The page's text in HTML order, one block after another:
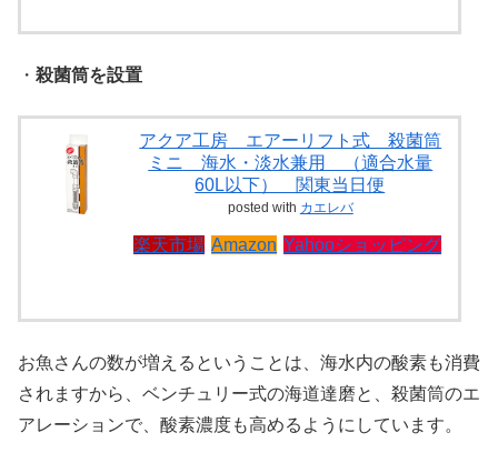
・ 殺菌筒を設置
アクア工房 エアーリフト式 殺菌筒
ミニ 海水・淡水兼用 （適合水量
60L以下） 関東当日便
posted with カエレバ
楽天市場 Amazon Yahooショッピング
お魚さんの数が増えるということは、海水内の酸素も消費
されますから、ベンチュリー式の海道達磨と、殺菌筒のエ
アレーションで、酸素濃度も高めるようにしています。